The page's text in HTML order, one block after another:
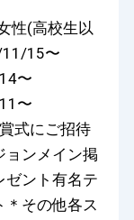
性(高校生以
11/15〜
〜
〜
式にご招待
ョンメイン掲
ゼント有名テ
＊その他各ス